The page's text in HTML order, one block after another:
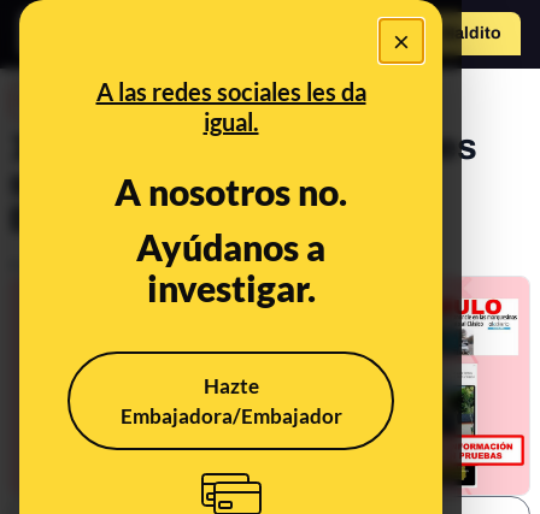
×
A las redes sociales les da
igual.
A nosotros no.
Ayúdanos a
investigar.
Hazte
Embajadora/Embajador
Hazte Maldito
11 bulos y desinformaciones
sobre la alcaldesa de
Barcelona, Ada Colau
Oct 17, 2022, 2:50:11 PM